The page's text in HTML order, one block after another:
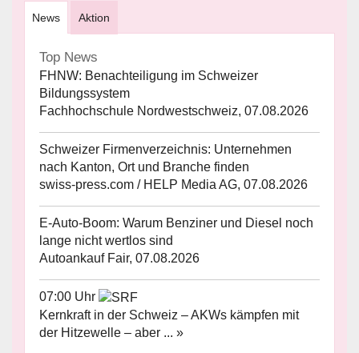
News Aktion
Top News
FHNW: Benachteiligung im Schweizer
Bildungssystem
Fachhochschule Nordwestschweiz, 07.08.2026
Schweizer Firmenverzeichnis: Unternehmen
nach Kanton, Ort und Branche finden
swiss-press.com / HELP Media AG, 07.08.2026
E-Auto-Boom: Warum Benziner und Diesel noch
lange nicht wertlos sind
Autoankauf Fair, 07.08.2026
07:00 Uhr
Kernkraft in der Schweiz – AKWs kämpfen mit
der Hitzewelle – aber ... »